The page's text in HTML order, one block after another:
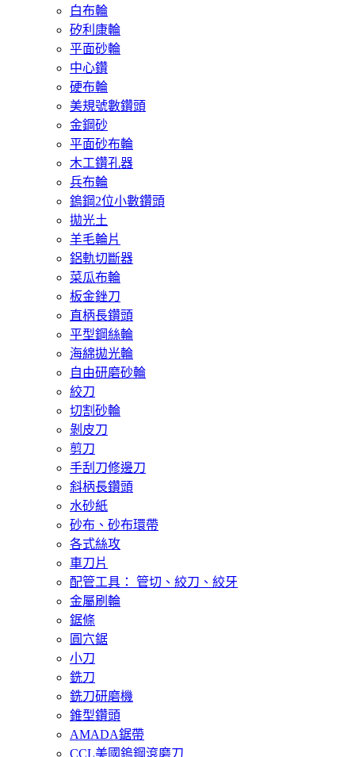
白布輪
矽利康輪
平面砂輪
中心鑽
硬布輪
美規號數鑽頭
金鋼砂
平面砂布輪
木工鑽孔器
兵布輪
鎢鋼2位小數鑽頭
拋光土
羊毛輪片
鋁軌切斷器
菜瓜布輪
板金銼刀
直柄長鑽頭
平型鋼絲輪
海綿拋光輪
自由研磨砂輪
絞刀
切割砂輪
剝皮刀
剪刀
手刮刀修邊刀
斜柄長鑽頭
水砂紙
砂布、砂布環帶
各式絲攻
車刀片
配管工具： 管切、絞刀、絞牙
金屬刷輪
鋸條
圓穴鋸
小刀
銑刀
銑刀研磨機
錐型鑽頭
AMADA鋸帶
CCL美國鎢鋼滾磨刀